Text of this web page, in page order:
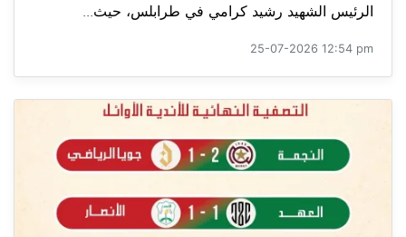
الرئيس الشهيد رشيد كرامي في طرابلس، حيث...
25-07-2026 12:54 pm